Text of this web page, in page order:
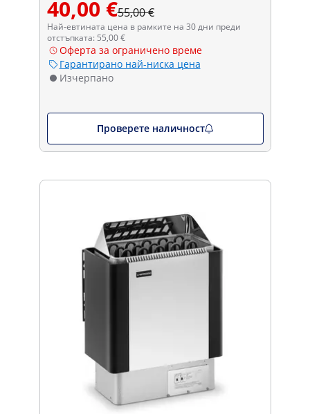
40,00 €55,00 €
Най-евтината цена в рамките на 30 дни преди
отстъпката: 55,00 €
Оферта за ограничено време
Гарантирано най-ниска цена
Изчерпано
Проверете наличност